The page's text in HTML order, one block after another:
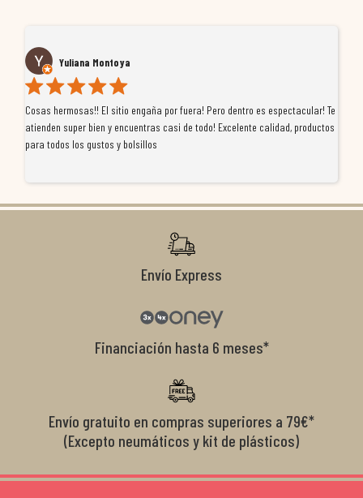
Yuliana Montoya
Cosas hermosas!! El sitio engaña por fuera! Pero dentro es espectacular! Te
atienden super bien y encuentras casi de todo! Excelente calidad, productos
para todos los gustos y bolsillos
Envío Express
Financiación hasta 6 meses*
Envío gratuito en compras superiores a 79€*
(Excepto neumáticos y kit de plásticos)